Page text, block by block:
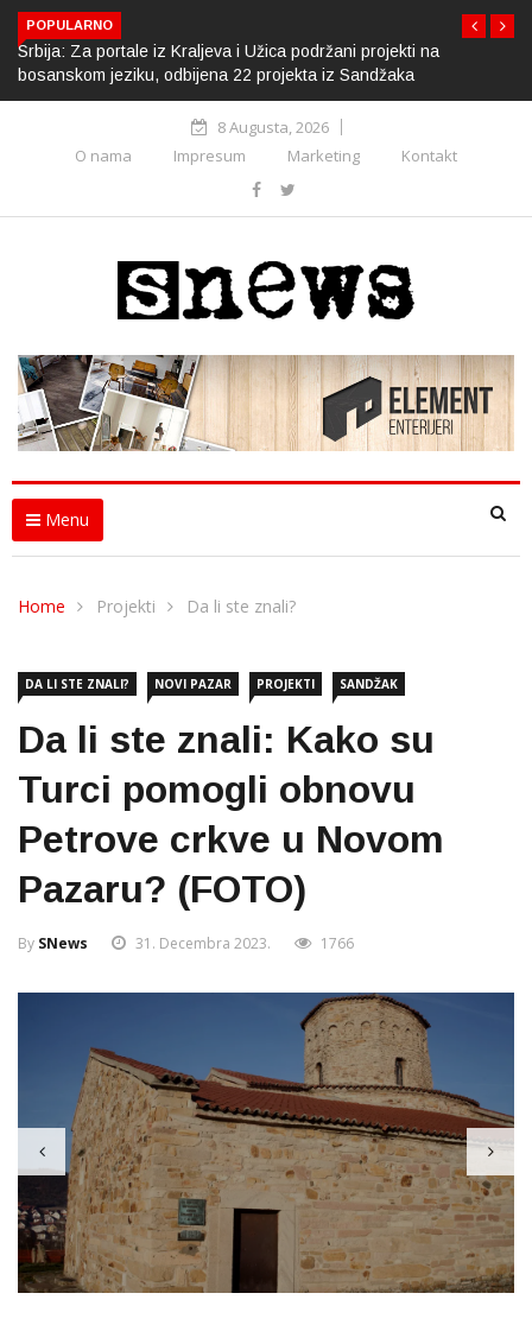
POPULARNO
Srbija: Za portale iz Kraljeva i Užica podržani projekti na
bosanskom jeziku, odbijena 22 projekta iz Sandžaka
8 Augusta, 2026
O nama
Impresum Marketing Kontakt
Menu
Home Projekti Da li ste znali?
DA LI STE ZNALI? NOVI PAZAR PROJEKTI SANDŽAK
Da li ste znali: Kako su
Turci pomogli obnovu
Petrove crkve u Novom
Pazaru? (FOTO)
By SNews 31. Decembra 2023. 1766